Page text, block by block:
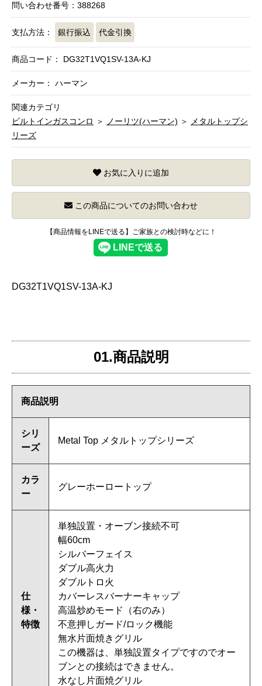
問い合わせ番号：388268
支払方法： 銀行振込 代金引換
商品コード： DG32T1VQ1SV-13A-KJ
メーカー： ハーマン
関連カテゴリ
ビルトインガスコンロ ＞ ノーリツ(ハーマン) ＞ メタルトップシ
リーズ
お気に入りに追加
この商品についてのお問い合わせ
【商品情報をLINEで送る】ご家族との検討時などに！
DG32T1VQ1SV-13A-KJ
01.商品説明
商品説明
シリ
ーズ
Metal Top メタルトップシリーズ
カラ
ー
グレーホーロートップ
仕
様・
特徴
単独設置・オーブン接続不可
幅60cm
シルバーフェイス
ダブル高火力
ダブルトロ火
カバーレスバーナーキャップ
高温炒めモード（右のみ）
不意押しガード/ロック機能
無水片面焼きグリル
この機器は、単独設置タイプですのでオー
ブンとの接続はできません。
水なし片面焼グリル